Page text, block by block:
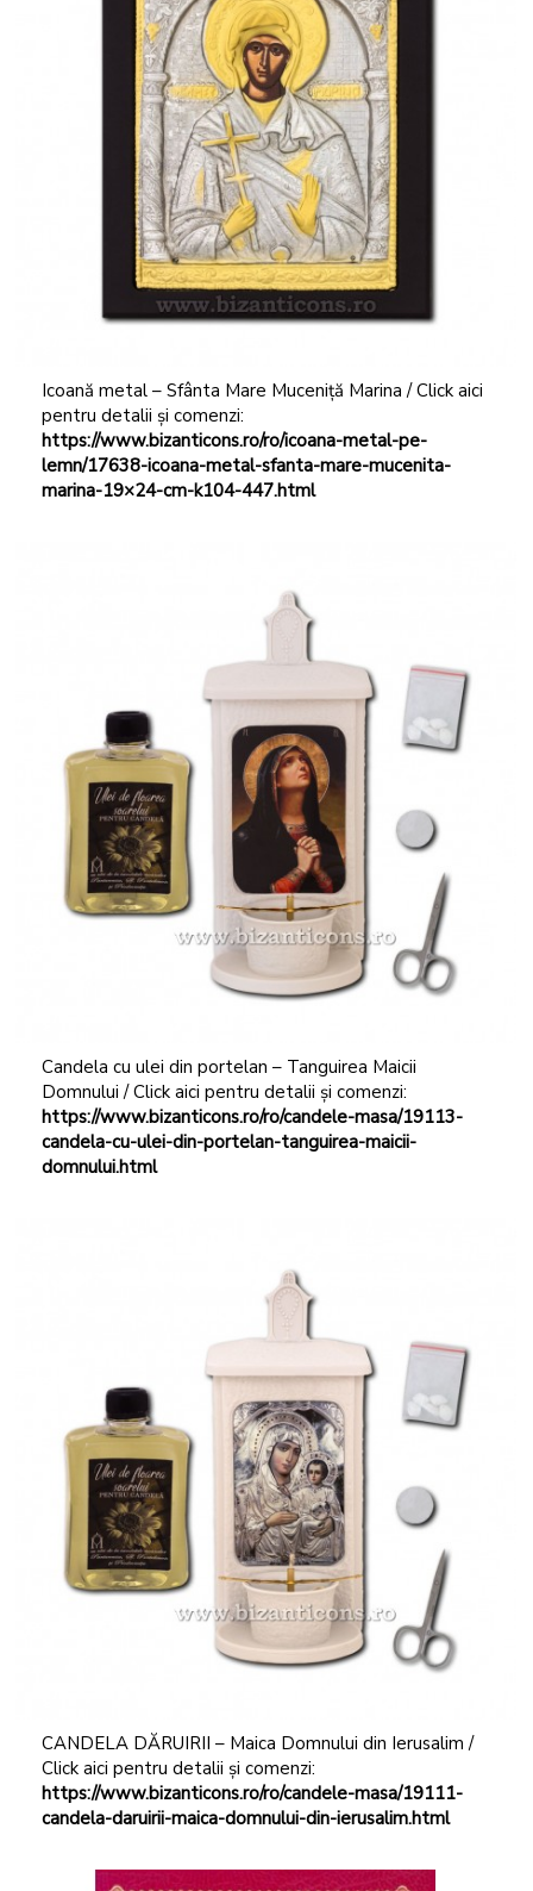
Icoană metal – Sfânta Mare Muceniță Marina / Click aici
pentru detalii și comenzi:
https://www.bizanticons.ro/ro/icoana-metal-pe-
lemn/17638-icoana-metal-sfanta-mare-mucenita-
marina-19×24-cm-k104-447.html
Candela cu ulei din portelan – Tanguirea Maicii
Domnului / Click aici pentru detalii și comenzi:
https://www.bizanticons.ro/ro/candele-masa/19113-
candela-cu-ulei-din-portelan-tanguirea-maicii-
domnului.html
CANDELA DĂRUIRII – Maica Domnului din Ierusalim /
Click aici pentru detalii și comenzi:
https://www.bizanticons.ro/ro/candele-masa/19111-
candela-daruirii-maica-domnului-din-ierusalim.html